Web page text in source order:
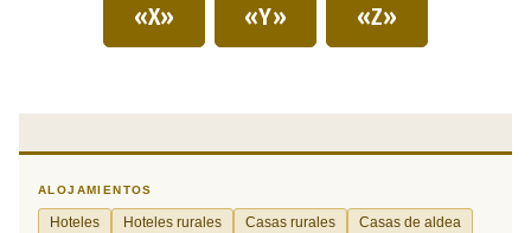
«X» «Y» «Z»